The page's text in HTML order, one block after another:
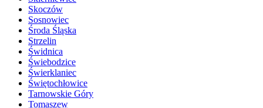
Skoczów
Sosnowiec
Środa Śląska
Strzelin
Świdnica
Świebodzice
Świerklaniec
Świętochłowice
Tarnowskie Góry
Tomaszew